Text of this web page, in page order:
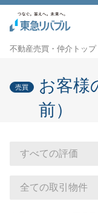
不動産売買・仲介トップ
売買
お客様
前）